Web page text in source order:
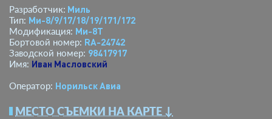
Разработчик: Миль
Тип: Ми-8/9/17/18/19/171/172
Модификация: Ми-8Т
Бортовой номер: RA-24742
Заводской номер: 98417917
Имя: Иван Масловский
Оператор: Норильск Авиа
МЕСТО СЪЕМКИ НА КАРТЕ ↓